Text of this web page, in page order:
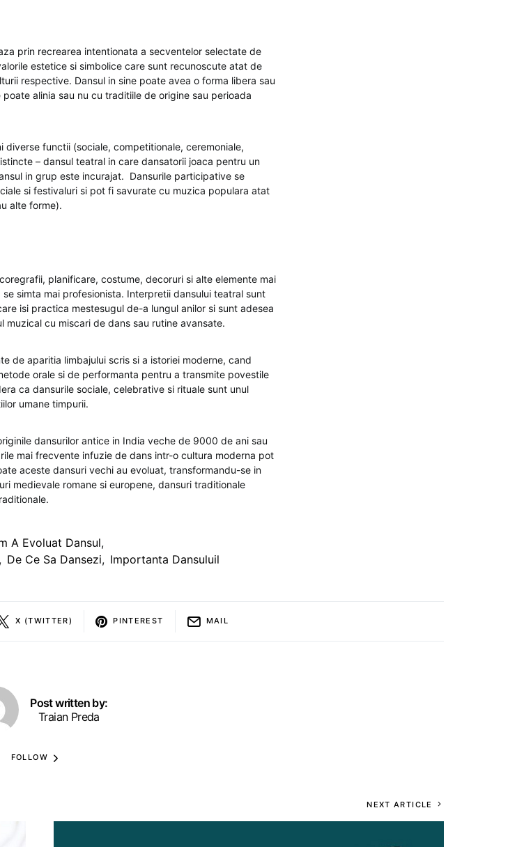
prin recrearea intentionata a secventelor selectate de
estetice si simbolice care sunt recunoscute atat de
respective. Dansul in sine poate avea o forma libera sau
alinia sau nu cu traditiile de origine sau perioada
functii (sociale, competitionale, ceremoniale,
– dansul teatral in care dansatorii joaca pentru un
in grup este incurajat. Dansurile participative se
si festivaluri si pot fi savurate cu muzica populara atat
alte forme).
planificare, costume, decoruri si alte elemente mai
simta mai profesionista. Interpretii dansului teatral sunt
isi practica mestesugul de-a lungul anilor si sunt adesea
cu miscari de dans sau rutine avansate.
de aparitia limbajului scris si a istoriei moderne, cand
orale si de performanta pentru a transmite povestile
ca dansurile sociale, celebrative si rituale sunt unul
umane timpurii.
dansurilor antice in India veche de 9000 de ani sau
mai frecvente infuzie de dans intr-o cultura moderna pot
aceste dansuri vechi au evoluat, transformandu-se in
medievale romane si europene, dansuri traditionale
A Evoluat Dansul,
, De Ce Sa Dansezi, Importanta Dansuluil
X (TWITTER) PINTEREST MAIL
Post written by:
Traian Preda
FOLLOW
NEXT ARTICLE